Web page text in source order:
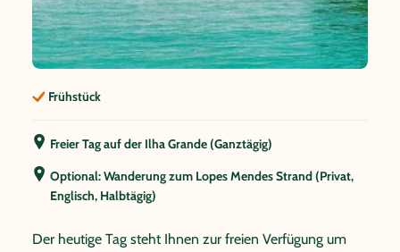
Frühstück
Freier Tag auf der Ilha Grande (Ganztägig)
Optional: Wanderung zum Lopes Mendes Strand (Privat,
Englisch, Halbtägig)
Der heutige Tag steht Ihnen zur freien Verfügung um